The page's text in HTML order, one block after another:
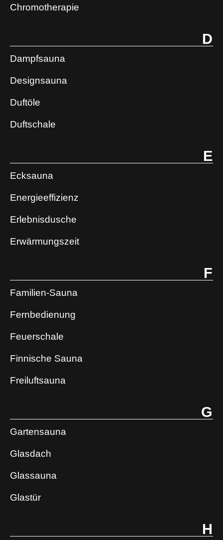
Chromotherapie
D
Dampfsauna
Designsauna
Duftöle
Duftschale
E
Ecksauna
Energieeffizienz
Erlebnisdusche
Erwärmungszeit
F
Familien-Sauna
Fernbedienung
Feuerschale
Finnische Sauna
Freiluftsauna
G
Gartensauna
Glasdach
Glassauna
Glastür
H